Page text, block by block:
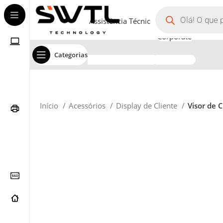
Categorias
Assistência Técnica
Corporate
Início Acessórios Display de Cliente Visor de